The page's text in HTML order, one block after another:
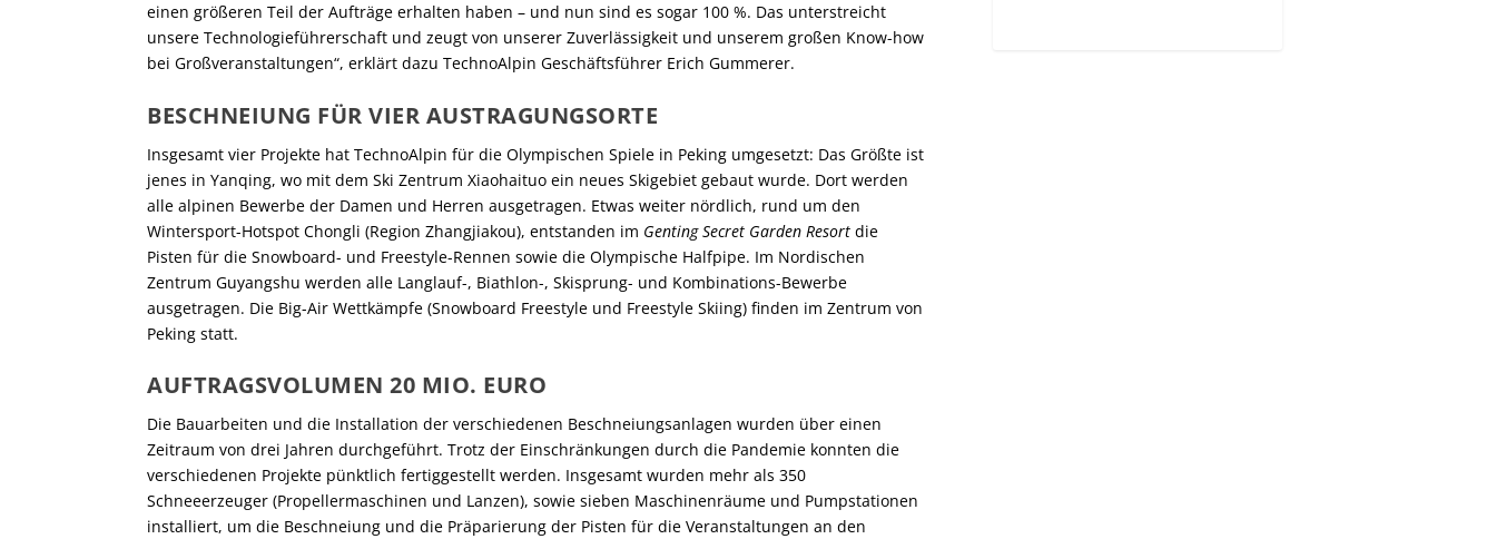
einen größeren Teil der Aufträge erhalten haben – und nun sind es sogar 100 %. Das unterstreicht
unsere Technologieführerschaft und zeugt von unserer Zuverlässigkeit und unserem großen Know-how
bei Großveranstaltungen“, erklärt dazu TechnoAlpin Geschäftsführer Erich Gummerer.
BESCHNEIUNG FÜR VIER AUSTRAGUNGSORTE
Insgesamt vier Projekte hat TechnoAlpin für die Olympischen Spiele in Peking umgesetzt: Das Größte ist
jenes in Yanqing, wo mit dem Ski Zentrum Xiaohaituo ein neues Skigebiet gebaut wurde. Dort werden
alle alpinen Bewerbe der Damen und Herren ausgetragen. Etwas weiter nördlich, rund um den
Wintersport-Hotspot Chongli (Region Zhangjiakou), entstanden im Genting Secret Garden Resort die
Pisten für die Snowboard- und Freestyle-Rennen sowie die Olympische Halfpipe. Im Nordischen
Zentrum Guyangshu werden alle Langlauf-, Biathlon-, Skisprung- und Kombinations-Bewerbe
ausgetragen. Die Big-Air Wettkämpfe (Snowboard Freestyle und Freestyle Skiing) finden im Zentrum von
Peking statt.
AUFTRAGSVOLUMEN 20 MIO. EURO
Die Bauarbeiten und die Installation der verschiedenen Beschneiungsanlagen wurden über einen
Zeitraum von drei Jahren durchgeführt. Trotz der Einschränkungen durch die Pandemie konnten die
verschiedenen Projekte pünktlich fertiggestellt werden. Insgesamt wurden mehr als 350
Schneeerzeuger (Propellermaschinen und Lanzen), sowie sieben Maschinenräume und Pumpstationen
installiert, um die Beschneiung und die Präparierung der Pisten für die Veranstaltungen an den